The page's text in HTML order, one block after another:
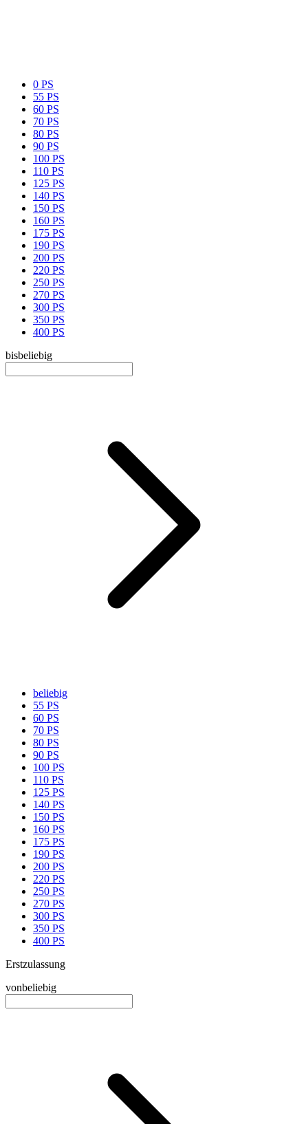
0 PS
55 PS
60 PS
70 PS
80 PS
90 PS
100 PS
110 PS
125 PS
140 PS
150 PS
160 PS
175 PS
190 PS
200 PS
220 PS
250 PS
270 PS
300 PS
350 PS
400 PS
bisbeliebig
beliebig
55 PS
60 PS
70 PS
80 PS
90 PS
100 PS
110 PS
125 PS
140 PS
150 PS
160 PS
175 PS
190 PS
200 PS
220 PS
250 PS
270 PS
300 PS
350 PS
400 PS
Erstzulassung
vonbeliebig